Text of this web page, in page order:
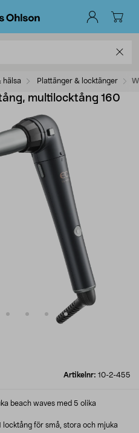
hälsa Plattänger & locktänger
multilocktång 160
Artikelnr: 10-2-455
beach waves med 5 olika
för små, stora och mjuka